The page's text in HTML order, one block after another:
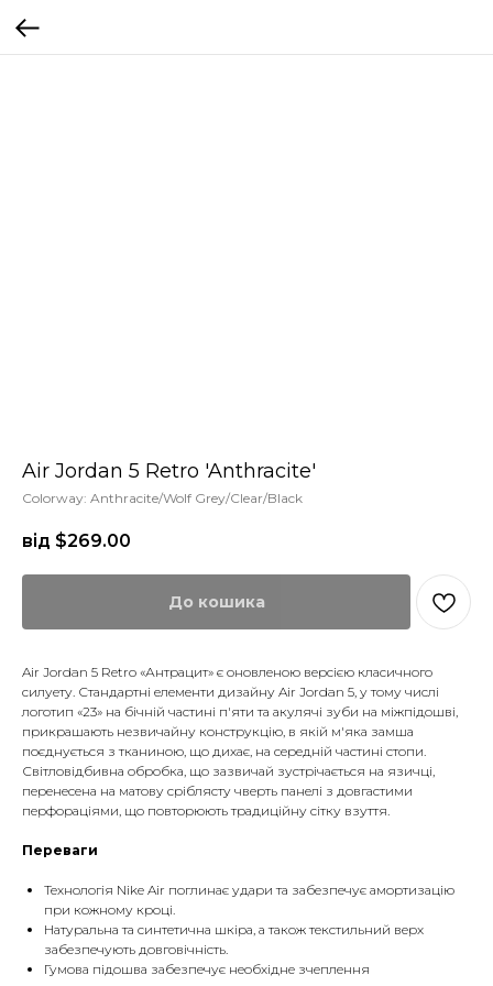
Air Jordan 5 Retro 'Anthracite'
Colorway: Anthracite/Wolf Grey/Clear/Black
від $269.00
До кошика
Air Jordan 5 Retro «Антрацит» є оновленою версією класичного
силуету. Стандартні елементи дизайну Air Jordan 5, у тому числі
логотип «23» на бічній частині п'яти та акулячі зуби на міжпідошві,
прикрашають незвичайну конструкцію, в якій м'яка замша
поєднується з тканиною, що дихає, на середній частині стопи.
Світловідбивна обробка, що зазвичай зустрічається на язичці,
перенесена на матову сріблясту чверть панелі з довгастими
перфораціями, що повторюють традиційну сітку взуття.
Переваги
Технологія Nike Air поглинає удари та забезпечує амортизацію
при кожному кроці.
Натуральна та синтетична шкіра, а також текстильний верх
забезпечують довговічність.
Гумова підошва забезпечує необхідне зчеплення